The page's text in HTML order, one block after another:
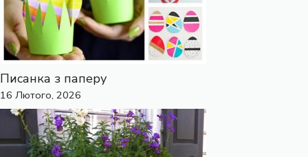
Писанка з паперу
16 Лютого, 2026